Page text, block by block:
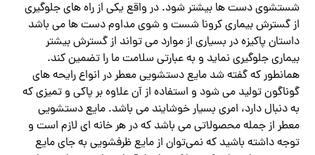
شستشوی دست ها بیشتر شود. در واقع یکی از راه های جلوگیری
از گسترش بیماری کرونا شست و شوی مداوم دست ها می باشد
داستان پاکیزه در بسیاری از موارد می تواند از گسترش بیشتر
بیماری جلوگیری نماید و به عبارتی سلامت ما را تضمین کند.
همانطور که گفته شد مایع دستشویی معطر در انواع رایحه های
گوناگون تولید می شود و استفاده از آن علاوه بر پاکی و تمیزی که
به دنبال دارد، امری بسیار خوشایند می باشد. مایع دستشویی
معطر از جمله محصولاتی می باشد که در هر خانه ای لازم است و
توجه داشته باشید که نمی‌توان از مایع ظرفشویی به جای مایع